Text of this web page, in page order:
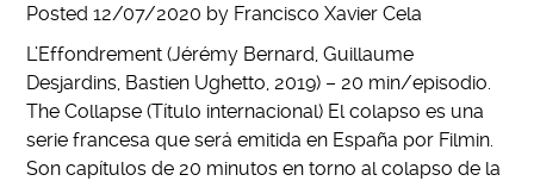
Posted12/07/2020 by Francisco Xavier Cela
L’Effondrement (Jérémy Bernard, Guillaume
Desjardins, Bastien Ughetto, 2019) – 20 min/episodio.
The Collapse (Título internacional) El colapso es una
serie francesa que será emitida en España por Filmin.
Son capítulos de 20 minutos en torno al colapso de la